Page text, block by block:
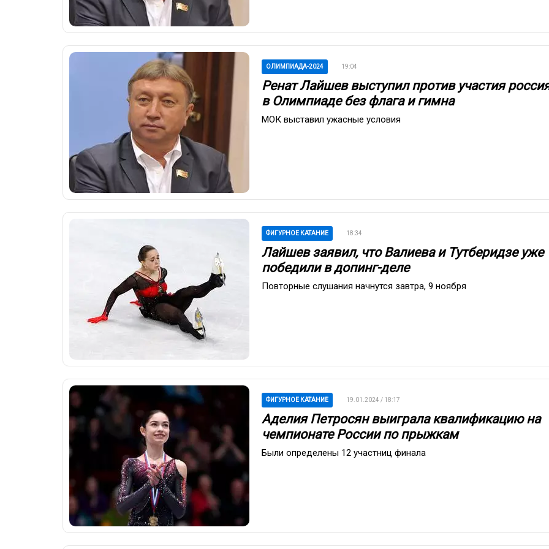
ОЛИМПИАДА-2024 19:04
Ренат Лайшев выступил против участия
в Олимпиаде без флага и гимна
МОК выставил ужасные условия
ФИГУРНОЕ КАТАНИЕ 18:34
Лайшев заявил, что Валиева и Тутберидзе уже
победили в допинг-деле
Повторные слушания начнутся завтра, 9 ноября
ФИГУРНОЕ КАТАНИЕ 19.01.2024 / 18:17
Аделия Петросян выиграла квалификацию на
чемпионате России по прыжкам
Были определены 12 участниц финала